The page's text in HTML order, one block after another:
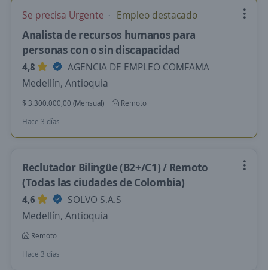
Se precisa Urgente Empleo destacado
Analista de recursos humanos para
personas con o sin discapacidad
4,8
AGENCIA DE EMPLEO COMFAMA
Medellín, Antioquia
$ 3.300.000,00 (Mensual)
Remoto
Hace 3 días
Reclutador Bilingüe (B2+/C1) / Remoto
(Todas las ciudades de Colombia)
4,6
SOLVO S.A.S
Medellín, Antioquia
Remoto
Hace 3 días